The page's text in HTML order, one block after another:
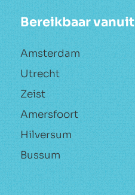
Veel gestelde vragen
Sitemap
Privacy statement
Algemene voorwaarden
KvK: 56276583